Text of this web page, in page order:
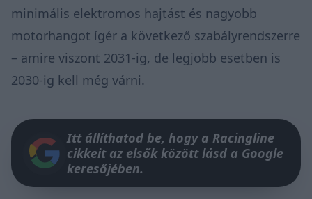
minimális elektromos hajtást és nagyobb
motorhangot ígér a következő szabályrendszerre
– amire viszont 2031-ig, de legjobb esetben is
2030-ig kell még várni.
Itt állíthatod be, hogy a Racingline
cikkeit az elsők között lásd a Google
keresőjében.